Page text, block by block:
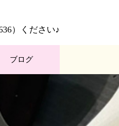
）ください♪
ブログ